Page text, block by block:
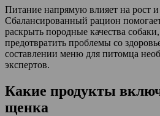
Питание напрямую влияет на рост и
Сбалансированный рацион
раскрыть породные качества
предотвратить проблемы со
составлении меню для питомца
экспертов.
Какие продукты
щенка